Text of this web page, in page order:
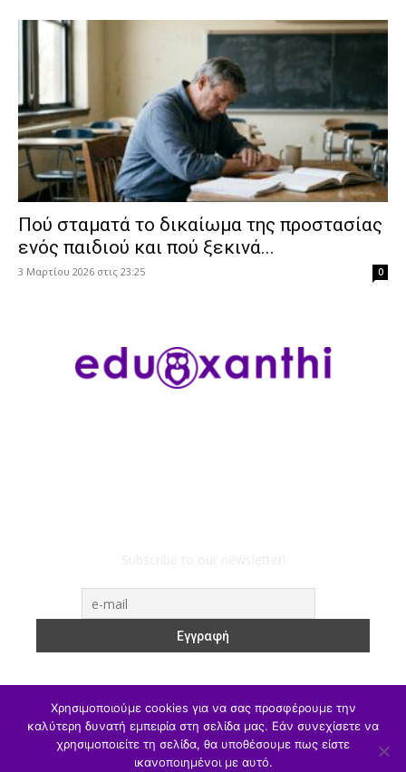
Πού σταματά το δικαίωμα της προστασίας
ενός παιδιού και πού ξεκινά...
3 Μαρτίου 2026 στις 23:25 0
ΥΠΑΙΘΑ Υπηρεσιακά Α/θμια Β/θμια
Γ/θμια
Θέσεις Εργασίας
Αθλητισμός
Χρησιμοποιούμε cookies για να σας προσφέρουμε την
καλύτερη δυνατή εμπειρία στη σελίδα μας. Εάν συνεχίσετε να
χρησιμοποιείτε τη σελίδα, θα υποθέσουμε πως είστε
ικανοποιημένοι με αυτό.